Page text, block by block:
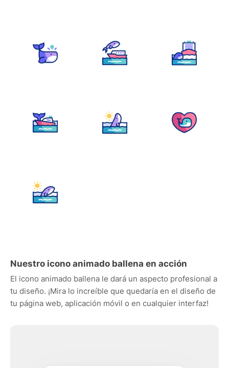
Nuestro icono animado ballena en acción
El icono animado ballena le dará un aspecto profesional a
tu diseño. ¡Mira lo increíble que quedaría en el diseño de
tu página web, aplicación móvil o en cualquier interfaz!